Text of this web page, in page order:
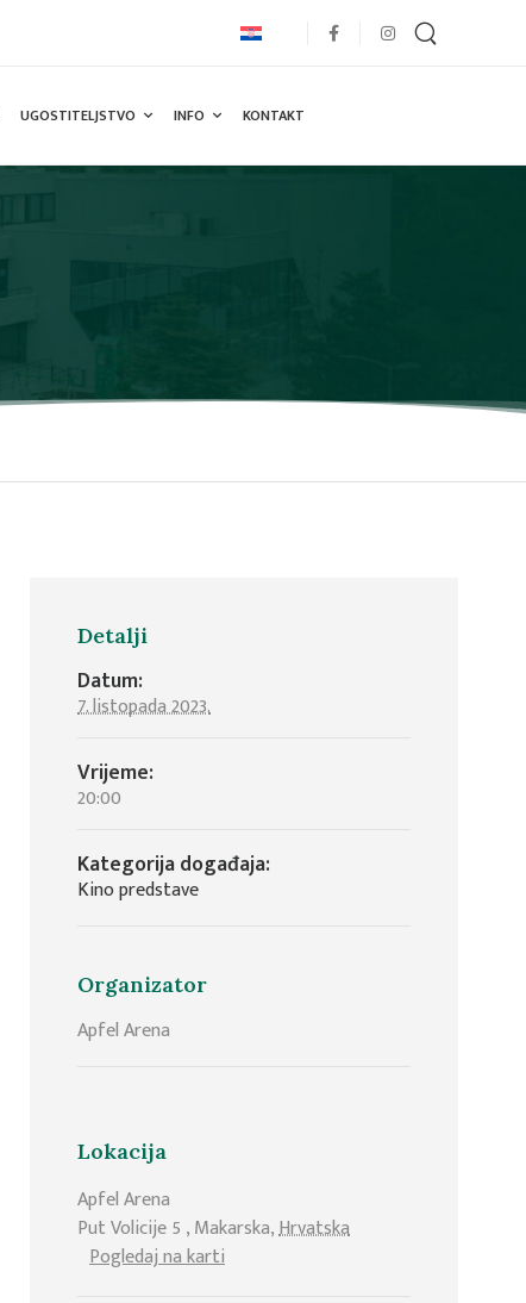
UGOSTITELJSTVO INFO KONTAKT
Detalji
Datum:
7. listopada 2023.
Vrijeme:
20:00
Kategorija događaja:
Kino predstave
Organizator
Apfel Arena
Lokacija
Apfel Arena
Put Volicije 5 ,Makarska,Hrvatska
Pogledaj na karti